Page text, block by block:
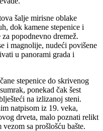
šalje mirisne oblake
dok kamene stepenice i
popodnevno dremež.
i magnolije, nudeći povišene
u panorami grada i
stepenice do skrivenog
ponekad čak šest
na izlizanoj steni.
natpisom iz 19. veka,
drveta, malo poznati relikt
sa prošlošću bašte.